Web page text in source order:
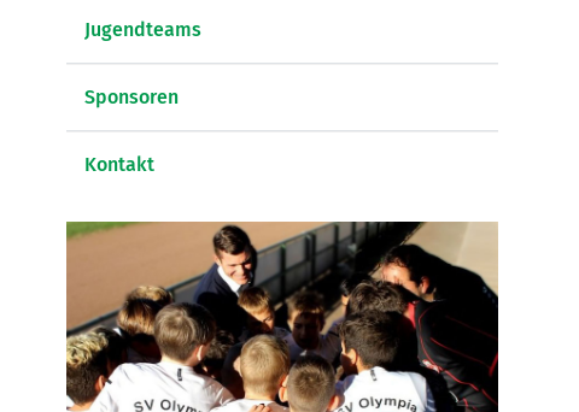
Jugendteams
Sponsoren
Kontakt